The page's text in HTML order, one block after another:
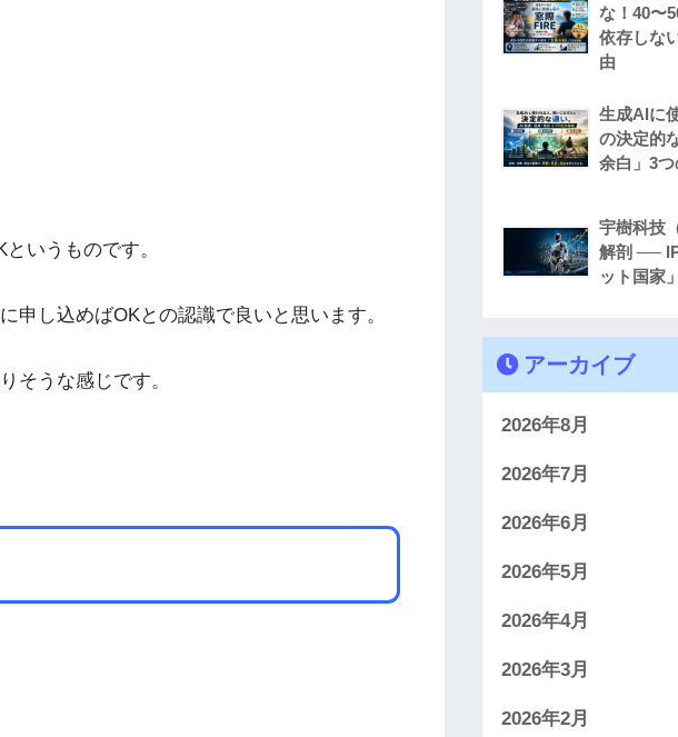
いうものです。
し込めばOKとの認識で良いと思います。
そうな感じです。
な！40〜
依存しな
由
生成AIに
の決定的
余白」3
宇樹科技
解剖 ──
ット国家
アーカイブ
2026年8月
2026年7月
2026年6月
2026年5月
2026年4月
2026年3月
2026年2月